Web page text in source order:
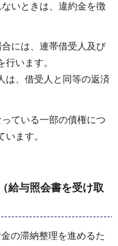
いときは、違約金を徴
には、連帯借受人及び
います。
は、借受人と同等の返済
ている一部の債権につ
ます。
給与照会書を受け取
の滞納整理を進めるた